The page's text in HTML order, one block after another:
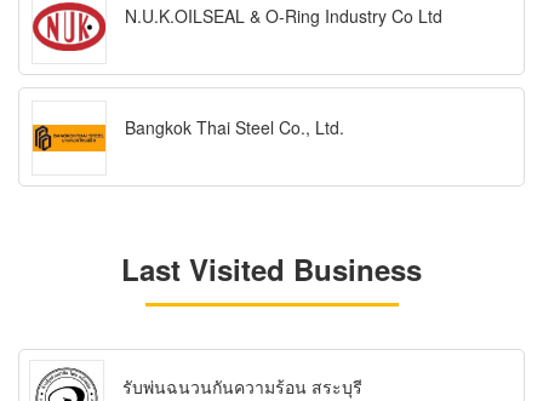
N.U.K.OILSEAL & O-Ring Industry Co Ltd
Bangkok Thai Steel Co., Ltd.
Last Visited Business
รับพ่นฉนวนกันความร้อน สระบุรี